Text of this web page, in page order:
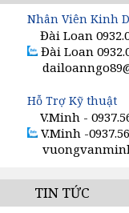
VAN TIẾT LƯU SMC
SÚNG HƠI, ĐỒNG
VAN ĐIỆN TỪ SMC
MÁY SẤY KHÍ SMC
Nhân Viên Kinh
Đài Loan
Đài Loan
Hỗ Trợ Kỹ thuật
V.Minh -
V.Minh -
TIN TỨC